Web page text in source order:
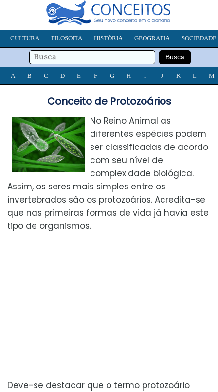
CULTURA FILOSOFIA HISTÓRIA GEOGRAFIA SOCIEDADE
A B C D E F G H I J K L M
Conceito de Protozoários
No Reino Animal as
diferentes espécies podem
ser classificadas de acordo
com seu nível de
complexidade biológica.
Assim, os seres mais simples entre os
invertebrados são os protozoários. Acredita-se
que nas primeiras formas de vida já havia este
tipo de organismos.
Deve-se destacar que o termo protozoário